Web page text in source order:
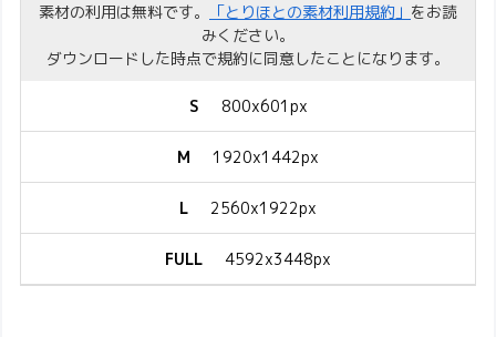
素材の利用は無料です。
「とりほとの素材利用規約」 をお読
みください。
ダウンロードした時点で規約に同意したことになります。
S 800x601px
M 1920x1442px
L 2560x1922px
FULL 4592x3448px